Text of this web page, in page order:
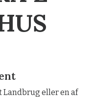
Landbrug eller en af